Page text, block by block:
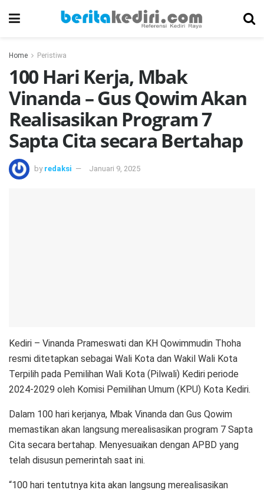
Home Peristiwa
100 Hari Kerja, Mbak
Vinanda – Gus Qowim Akan
Realisasikan Program 7
Sapta Cita secara Bertahap
by redaksi Januari 9, 2025
Kediri – Vinanda Prameswati dan KH Qowimmudin Thoha
resmi ditetapkan sebagai Wali Kota dan Wakil Wali Kota
Terpilih pada Pemilihan Wali Kota (Pilwali) Kediri periode
2024-2029 oleh Komisi Pemilihan Umum (KPU) Kota Kediri.
Dalam 100 hari kerjanya, Mbak Vinanda dan Gus Qowim
memastikan akan langsung merealisasikan program 7 Sapta
Cita secara bertahap. Menyesuaikan dengan APBD yang
telah disusun pemerintah saat ini.
“100 hari tentutnya kita akan langsung merealisasikan